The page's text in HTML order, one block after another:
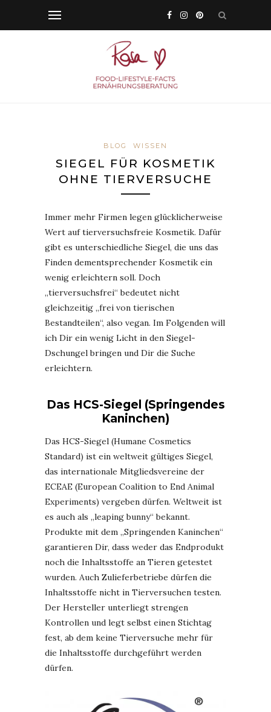
BLOG WISSEN
SIEGEL FÜR KOSMETIK
OHNE TIERVERSUCHE
Immer mehr Firmen legen glücklicherweise
Wert auf tierversuchsfreie Kosmetik. Dafür
gibt es unterschiedliche Siegel, die uns das
Finden dementsprechender Kosmetik ein
wenig erleichtern soll. Doch
„tierversuchsfrei“ bedeutet nicht
gleichzeitig „frei von tierischen
Bestandteilen“, also vegan. Im Folgenden will
ich Dir ein wenig Licht in den Siegel-
Dschungel bringen und Dir die Suche
erleichtern.
Das HCS-Siegel (Springendes
Kaninchen)
Das HCS-Siegel (Humane Cosmetics
Standard) ist ein weltweit gültiges Siegel,
das internationale Mitgliedsvereine der
ECEAE (European Coalition to End Animal
Experiments) vergeben dürfen. Weltweit ist
es auch als „leaping bunny“ bekannt.
Produkte mit dem „Springenden Kaninchen“
garantieren Dir, dass weder das Endprodukt
noch die Inhaltsstoffe an Tieren getestet
wurden. Auch Zulieferbetriebe dürfen die
Inhaltsstoffe nicht in Tierversuchen testen.
Der Hersteller unterliegt strengen
Kontrollen und legt selbst einen Stichtag
fest, ab dem keine Tierversuche mehr für
die Inhaltsstoffe durchgeführt werden
dürfen.